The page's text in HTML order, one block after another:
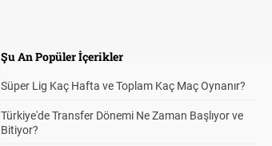
Şu An Popüler İçerikler
Süper Lig Kaç Hafta ve Toplam Kaç Maç Oynanır?
Türkiye'de Transfer Dönemi Ne Zaman Başlıyor ve
Bitiyor?